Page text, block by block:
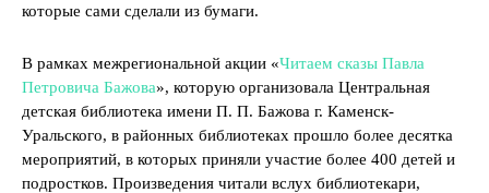
которые сами сделали из бумаги.
В рамках межрегиональной акции «Читаем сказы Павла
Петровича Бажова», которую организовала Центральная
детская библиотека имени П. П. Бажова г. Каменск-
Уральского, в районных библиотеках прошло более десятка
мероприятий, в которых приняли участие более 400 детей и
подростков. Произведения читали вслух библиотекари,